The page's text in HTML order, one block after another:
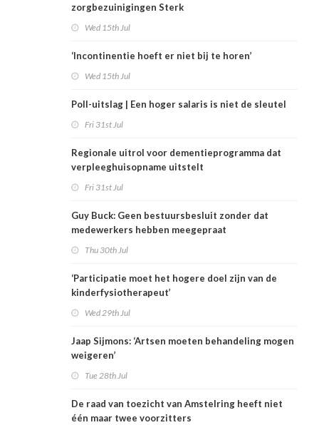
zorgbezuinigingen Sterk
Wed 15th Jul
‘Incontinentie hoeft er niet bij te horen’
Wed 15th Jul
Poll-uitslag | Een hoger salaris is niet de sleutel
Fri 31st Jul
Regionale uitrol voor dementieprogramma dat
verpleeghuisopname uitstelt
Fri 31st Jul
Guy Buck: Geen bestuursbesluit zonder dat
medewerkers hebben meegepraat
Thu 30th Jul
‘Participatie moet het hogere doel zijn van de
kinderfysiotherapeut’
Wed 29th Jul
Jaap Sijmons: ‘Artsen moeten behandeling mogen
weigeren’
Tue 28th Jul
De raad van toezicht van Amstelring heeft niet
één maar twee voorzitters